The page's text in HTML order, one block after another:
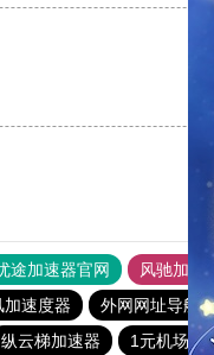
途加速器官网 风驰加速器
加速度器 外网网址导航
纵云梯加速器 1元机场